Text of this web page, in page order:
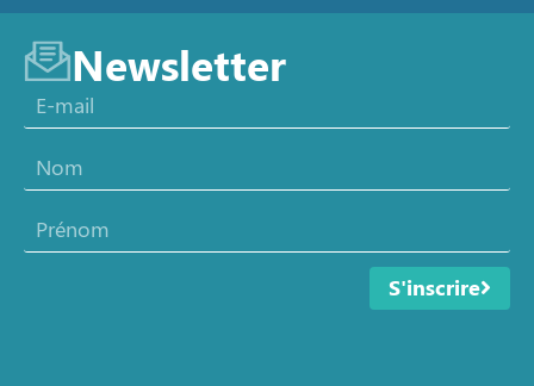
Newsletter
S'inscrire